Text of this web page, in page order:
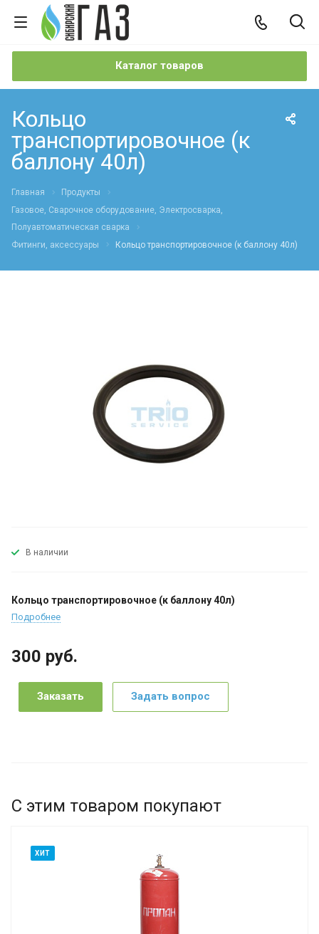
Каталог товаров
Кольцо
транспортировочное (к
баллону 40л)
Главная
Продукты
Газовое, Сварочное оборудование, Электросварка,
Полуавтоматическая сварка
Фитинги, аксессуары
Кольцо транспортировочное (к баллону 40л)
В наличии
Кольцо транспортировочное (к баллону 40л)
Подробнее
300 руб.
Заказать Задать вопрос
С этим товаром покупают
ХИТ